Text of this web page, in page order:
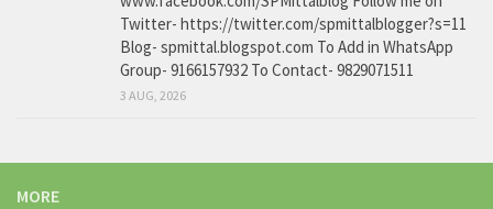
Twitter- https://twitter.com/spmittalblogger?s=11
Blog- spmittal.blogspot.com To Add in WhatsApp
Group- 9166157932 To Contact- 9829071511
3 AUG, 2026
MORE